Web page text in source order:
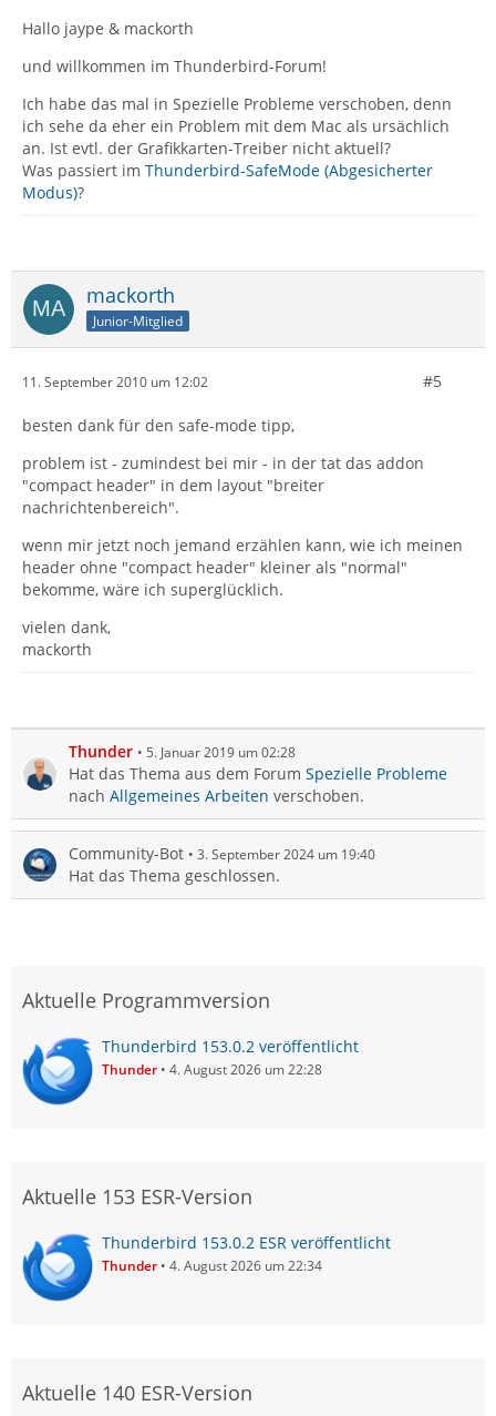
Hallo jaype & mackorth
und willkommen im Thunderbird-Forum!
Ich habe das mal in Spezielle Probleme verschoben, denn
ich sehe da eher ein Problem mit dem Mac als ursächlich
an. Ist evtl. der Grafikkarten-Treiber nicht aktuell?
Was passiert im Thunderbird-SafeMode (Abgesicherter
Modus)?
mackorth
Junior-Mitglied
11. September 2010 um 12:02 #5
besten dank für den safe-mode tipp,
problem ist - zumindest bei mir - in der tat das addon
"compact header" in dem layout "breiter
nachrichtenbereich".
wenn mir jetzt noch jemand erzählen kann, wie ich meinen
header ohne "compact header" kleiner als "normal"
bekomme, wäre ich superglücklich.
vielen dank,
mackorth
Thunder 5. Januar 2019 um 02:28
Hat das Thema aus dem Forum Spezielle Probleme
nach Allgemeines Arbeiten verschoben.
Community-Bot 3. September 2024 um 19:40
Hat das Thema geschlossen.
Aktuelle Programmversion
Thunderbird 153.0.2 veröffentlicht
Thunder 4. August 2026 um 22:28
Aktuelle 153 ESR-Version
Thunderbird 153.0.2 ESR veröffentlicht
Thunder 4. August 2026 um 22:34
Aktuelle 140 ESR-Version